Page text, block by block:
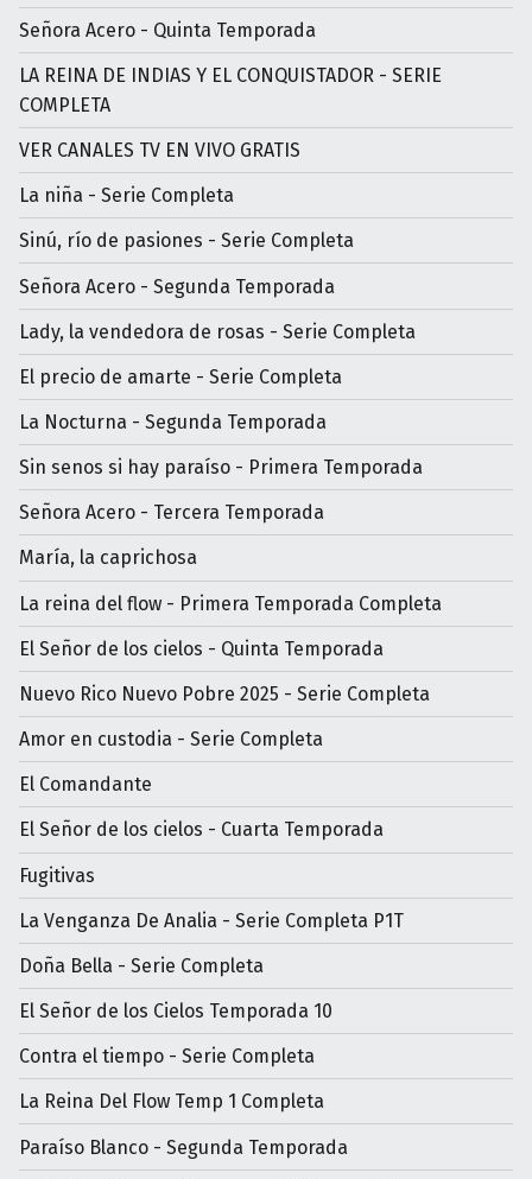
Señora Acero - Quinta Temporada
LA REINA DE INDIAS Y EL CONQUISTADOR - SERIE
COMPLETA
VER CANALES TV EN VIVO GRATIS
La niña - Serie Completa
Sinú, río de pasiones - Serie Completa
Señora Acero - Segunda Temporada
Lady, la vendedora de rosas - Serie Completa
El precio de amarte - Serie Completa
La Nocturna - Segunda Temporada
Sin senos si hay paraíso - Primera Temporada
Señora Acero - Tercera Temporada
María, la caprichosa
La reina del flow - Primera Temporada Completa
El Señor de los cielos - Quinta Temporada
Nuevo Rico Nuevo Pobre 2025 - Serie Completa
Amor en custodia - Serie Completa
El Comandante
El Señor de los cielos - Cuarta Temporada
Fugitivas
La Venganza De Analia - Serie Completa P1T
Doña Bella - Serie Completa
El Señor de los Cielos Temporada 10
Contra el tiempo - Serie Completa
La Reina Del Flow Temp 1 Completa
Paraíso Blanco - Segunda Temporada